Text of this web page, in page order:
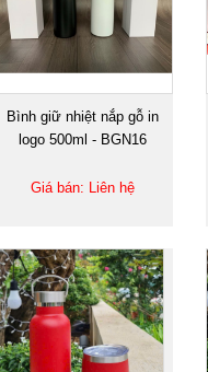
Bình giữ nhiệt nắp gỗ in
logo 500ml - BGN16
Giá bán: Liên hệ